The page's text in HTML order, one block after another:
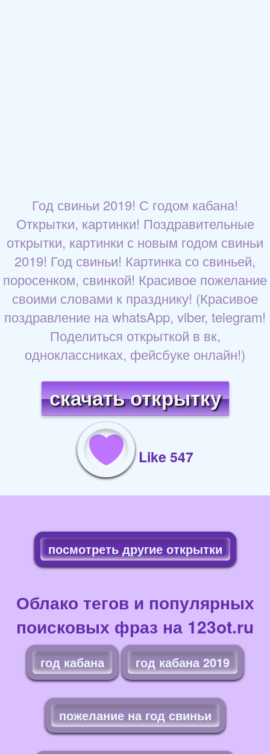
Год свиньи 2019! С годом кабана!
Открытки, картинки! Поздравительные
открытки, картинки с новым годом свиньи
2019! Год свиньи! Картинка со свиньей,
поросенком, свинкой! Красивое пожелание
своими словами к празднику! (Красивое
поздравление на whatsApp, viber, telegram!
Поделиться открыткой в вк,
одноклассниках, фейсбуке онлайн!)
скачать открытку
Like 547
посмотреть другие открытки
Облако тегов и популярных
поисковых фраз на 123ot.ru
год кабана год кабана 2019
пожелание на год свиньи